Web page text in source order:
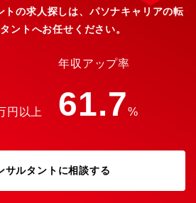
核として、立上げ期を自ら舵取りする
トの求人探しは、パソナキャリアの転
ントへお任せください。
円以上
年収アップ率
61.7%
サルタントに相談する